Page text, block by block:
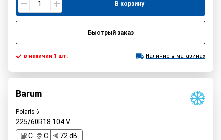
В корзину
Быстрый заказ
в наличии 1 шт. Наличие в магазинах
Barum
Polaris 6
225/60R18 104V
C
C 72 dB